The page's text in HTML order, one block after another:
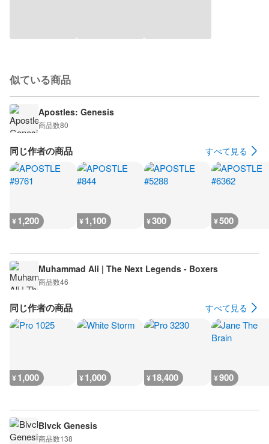
似ている商品
Apostles: Genesis
商品数80
同じ作者の商品 すべて見る
¥1,200 ¥1,100 ¥300 ¥500
Muhammad Ali | The Next Legends - Boxers
商品数46
同じ作者の商品 すべて見る
¥1,000 ¥1,000 ¥18,400 ¥900
Blvck Genesis
商品数138